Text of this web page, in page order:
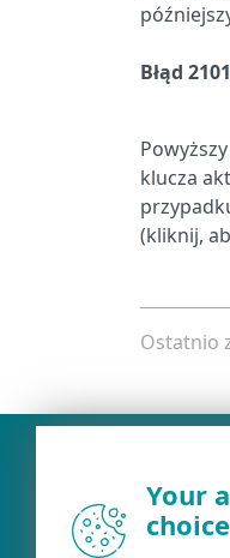
Błąd
klucza
(kliknij,
Ostatnio
Your
choice